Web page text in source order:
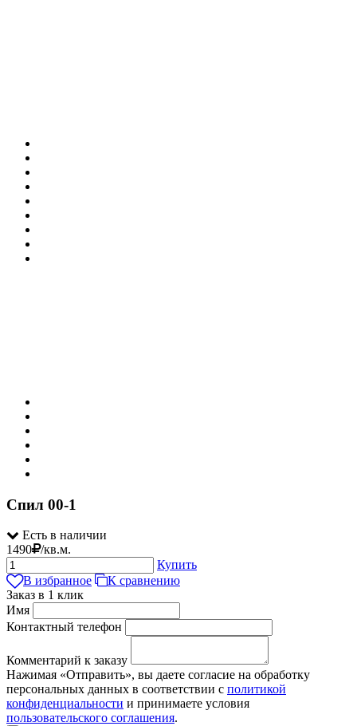
Спил 00-1
Есть в наличии
1490
/кв.м.
Купить
В избранное
К сравнению
Заказ в 1 клик
Имя
Контактный телефон
Комментарий к заказу
Нажимая «Отправить», вы даете согласие на обработку
персональных данных в соответствии с политикой
конфиденциальности и принимаете условия
пользовательского соглашения.